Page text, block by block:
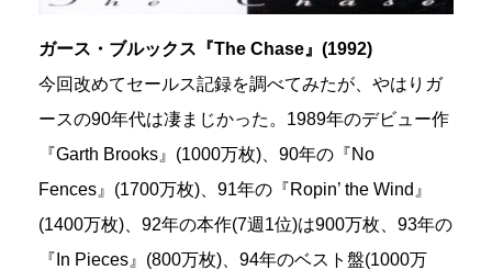
ガース・ブルックス『The Chase』(1992)
今回改めてセールス記録を調べてみたが、やはりガ
ースの90年代は凄まじかった。1989年のデビュー作
『Garth Brooks』(1000万枚)、90年の『No
Fences』(1700万枚)、91年の『Ropin’ the Wind』
(1400万枚)、92年の本作(7週1位)は900万枚、93年の
『In Pieces』(800万枚)、94年のベスト盤(1000万